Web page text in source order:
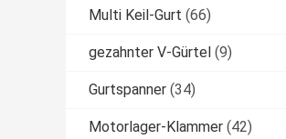
Multi Keil-Gurt (66)
gezahnter V-Gürtel (9)
Gurtspanner (34)
Motorlager-Klammer (42)